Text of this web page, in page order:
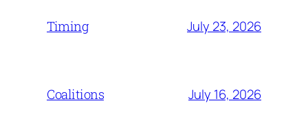
Timing July 23, 2026
Coalitions July 16, 2026